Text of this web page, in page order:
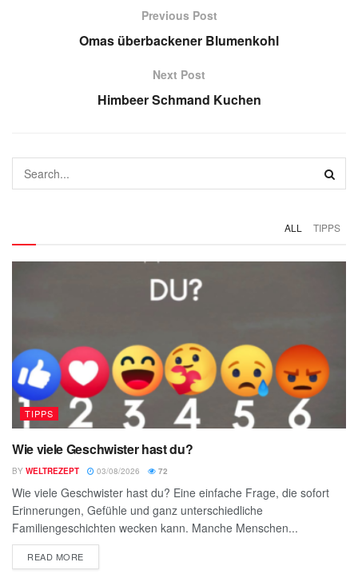
Previous Post
Omas überbackener Blumenkohl
Next Post
Himbeer Schmand Kuchen
ALL TIPPS
TIPPS
Wie viele Geschwister hast du?
BY WELTREZEPT 03/08/2026 72
Wie viele Geschwister hast du? Eine einfache Frage, die sofort
Erinnerungen, Gefühle und ganz unterschiedliche
Familiengeschichten wecken kann. Manche Menschen...
READ MORE